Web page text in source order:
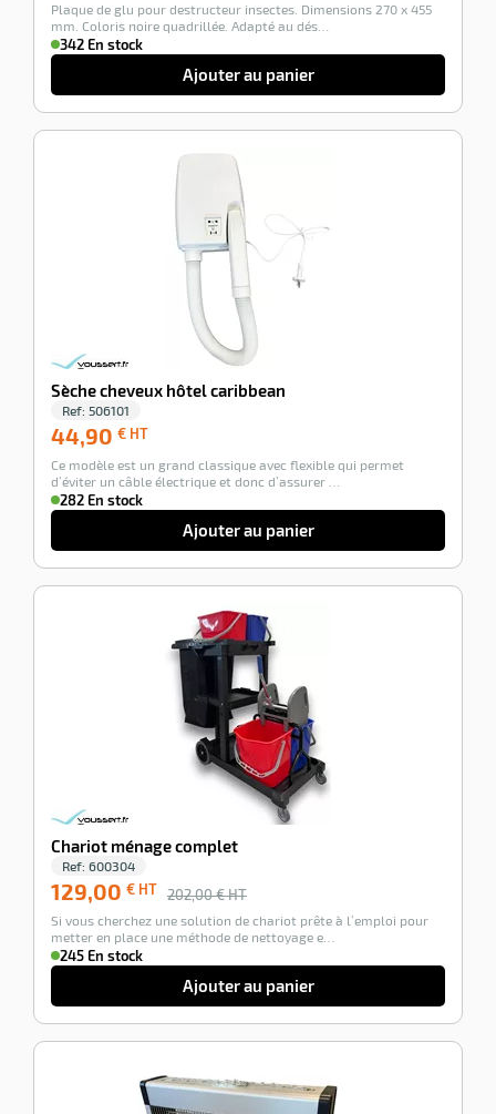
HT
Plaque de glu pour destructeur insectes. Dimensions 270 x 455
mm. Coloris noire quadrillée. Adapté au dés…
342 En stock
Ajouter au panier
Sèche cheveux hôtel caribbean
Ref: 506101
44,90 € HT
HT
Ce modèle est un grand classique avec flexible qui permet
d’éviter un câble électrique et donc d’assurer …
282 En stock
Ajouter au panier
Chariot ménage complet
Ref: 600304
129,00 € HT 202,00 € HT
Si vous cherchez une solution de chariot prête à l’emploi pour
metter en place une méthode de nettoyage e…
245 En stock
Ajouter au panier